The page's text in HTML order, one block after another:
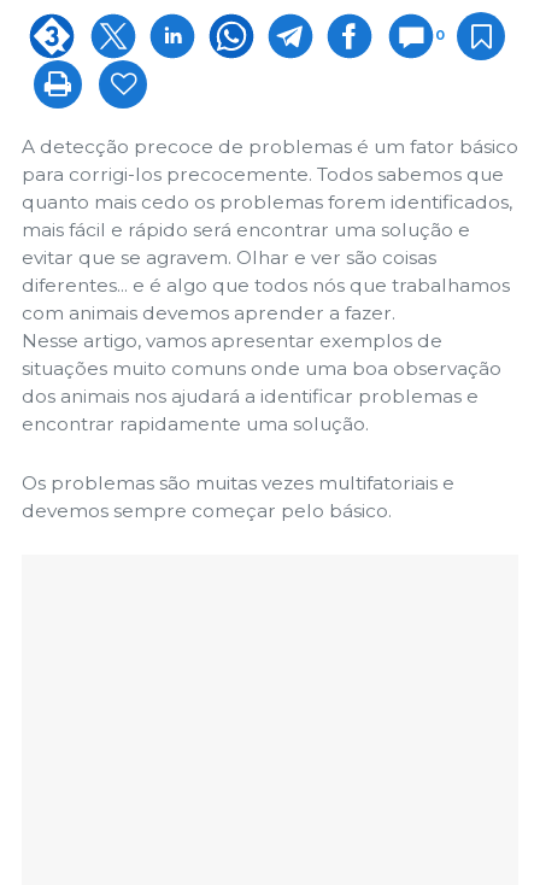
0
A detecção precoce de problemas é um fator básico
para corrigi-los precocemente. Todos sabemos que
quanto mais cedo os problemas forem identificados,
mais fácil e rápido será encontrar uma solução e
evitar que se agravem. Olhar e ver são coisas
diferentes... e é algo que todos nós que trabalhamos
com animais devemos aprender a fazer.
Nesse artigo, vamos apresentar exemplos de
situações muito comuns onde uma boa observação
dos animais nos ajudará a identificar problemas e
encontrar rapidamente uma solução.
Os problemas são muitas vezes multifatoriais e
devemos sempre começar pelo básico.